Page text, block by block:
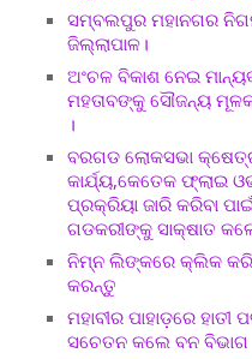
ସମ୍ବଲପୁର ମହାନଗର
ଜିଲ୍ଲାପାଳ।
ଅଂଚଳ ବିକାଶ ନେଇ
ମହତାବଙ୍କୁ ସୌଜନ୍ୟ ମୂଳକ
।
ବରଗଡ ଲୋକସଭା
କାର୍ଯ୍ୟ,କେତେକ ଫ୍ଲାଇ
ପ୍ରକ୍ରିୟା ଜାରି କରିବା
ଗଡକରୀଙ୍କୁ ସାକ୍ଷାତ
ନିମ୍ନ ଲିଙ୍କରେ କ୍ଲିକ
କରନ୍ତୁ
ମହାବୀର ପାହାଡ଼ରେ
ସଚେତନ କଲେ ବନ ବିଭାଗ